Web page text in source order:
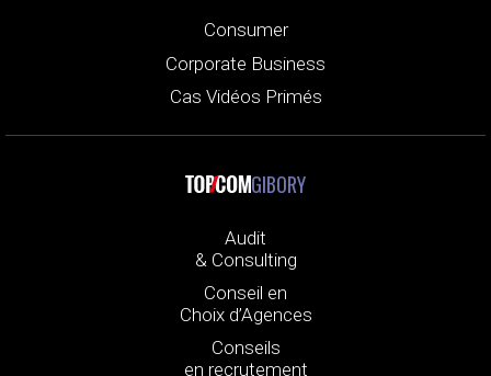
Consumer
Corporate Business
Cas Vidéos Primés
GIBORY
Audit
& Consulting
Conseil en
Choix d’Agences
Conseils
en recrutement